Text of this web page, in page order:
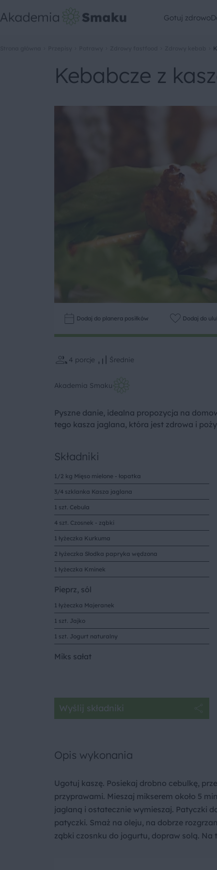
Gotuj zdrowo
Kebabcze z
Dodaj do planera posiłków Dodaj do
4 porcje Średnie
Akademia Smaku
Pyszne danie, idealna propozycja na
tego kasza jaglana, która jest zdrowa i
Składniki
1/2 kg Mięso mielone - łopatka
3/4 szklanka Kasza jaglana
1 szt. Cebula
4 szt. Czosnek - ząbki
1 łyżeczka Kurkuma
2 łyżeczka Słodka papryka wędzona
1 łyżeczka Kminek
Pieprz, sól
1 łyżeczka Majeranek
1 szt. Jajko
1 szt. Jogurt naturalny
Miks sałat
Wyślij składniki
Opis wykonania
Ugotuj kaszę. Posiekaj drobno cebulkę,
przyprawami. Mieszaj mikserem około 5
jaglaną i ostatecznie wymieszaj. Patyczki
patyczki. Smaż na oleju, na dobrze
ząbki czosnku do jogurtu, dopraw solą. Na